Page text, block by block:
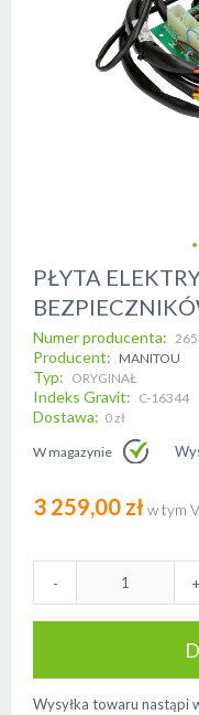
Skip
to
the
of
the
images
gallery
PŁYTA
Numer producenta
Producent MANITOU
Typ ORYGINAŁ
Indeks Gravit C-16344
Dostawa 0 zł
W magazynie
3 259,00 zł
- +
Wysyłka towaru nastąpi